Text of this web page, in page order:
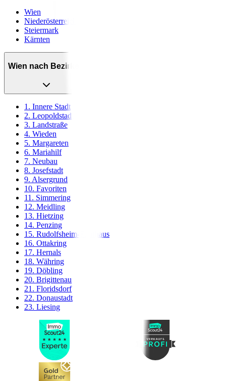
Wien
Niederösterreich
Steiermark
Kärnten
Wien nach Bezirken
1. Innere Stadt
2. Leopoldstadt
3. Landstraße
4. Wieden
5. Margareten
6. Mariahilf
7. Neubau
8. Josefstadt
9. Alsergrund
10. Favoriten
11. Simmering
12. Meidling
13. Hietzing
14. Penzing
15. Rudolfsheim-Fünfhaus
16. Ottakring
17. Hernals
18. Währing
19. Döbling
20. Brigittenau
21. Floridsdorf
22. Donaustadt
23. Liesing